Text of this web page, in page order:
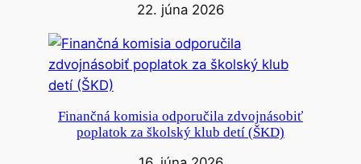
22. júna 2026
Finančná komisia odporučila zdvojnásobiť
poplatok za školský klub detí (ŠKD)